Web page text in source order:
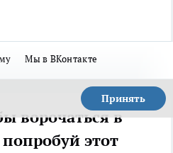
Мы в ВКонтакте
Принять
ворочаться в
этот